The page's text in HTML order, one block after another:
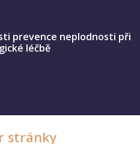
prevence neplodnosti při
léčbě
stránky